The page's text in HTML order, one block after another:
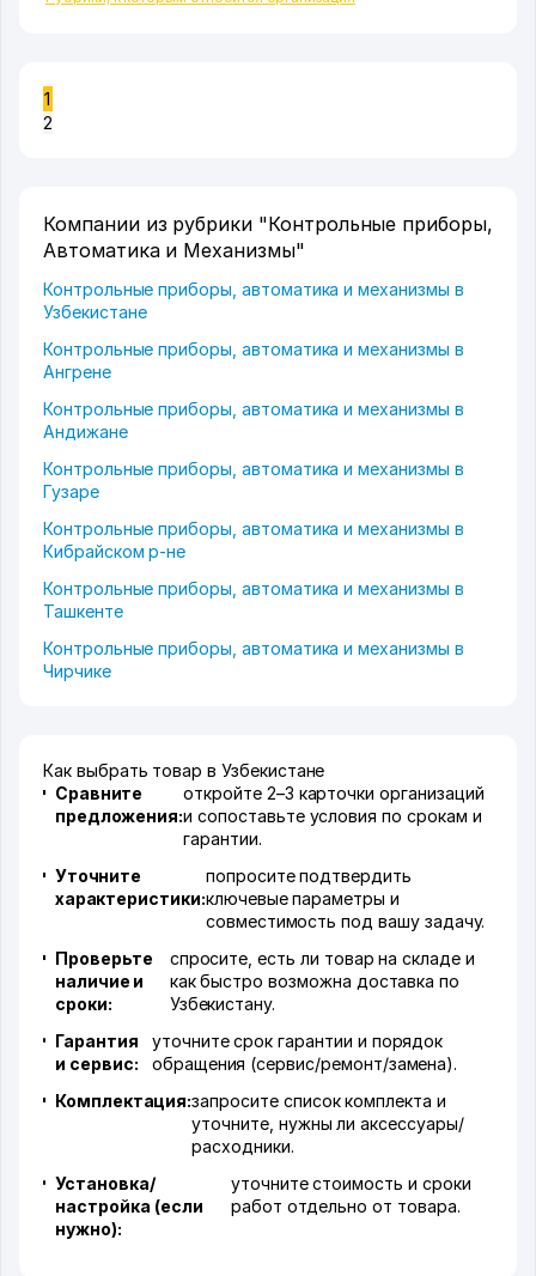
1
2
Компании из рубрики "Контрольные приборы,
Автоматика и Механизмы"
Контрольные приборы, автоматика и механизмы в
Узбекистане
Контрольные приборы, автоматика и механизмы в
Ангрене
Контрольные приборы, автоматика и механизмы в
Андижане
Контрольные приборы, автоматика и механизмы в
Гузаре
Контрольные приборы, автоматика и механизмы в
Кибрайском р-не
Контрольные приборы, автоматика и механизмы в
Ташкенте
Контрольные приборы, автоматика и механизмы в
Чирчике
Как выбрать товар в Узбекистане
Сравните
предложения:
откройте 2–3 карточки организаций
и сопоставьте условия по срокам и
гарантии.
Уточните
характеристики:
попросите подтвердить
ключевые параметры и
совместимость под вашу задачу.
Проверьте
наличие и
сроки:
спросите, есть ли товар на складе и
как быстро возможна доставка по
Узбекистану.
Гарантия
и сервис:
уточните срок гарантии и порядок
обращения (сервис/ремонт/замена).
Комплектация:запросите список комплекта и
уточните, нужны ли аксессуары/
расходники.
Установка/
настройка (если
нужно):
уточните стоимость и сроки
работ отдельно от товара.